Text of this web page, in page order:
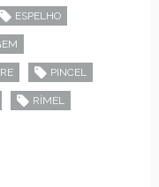
ESPELHO
PINCEL
RÍMEL